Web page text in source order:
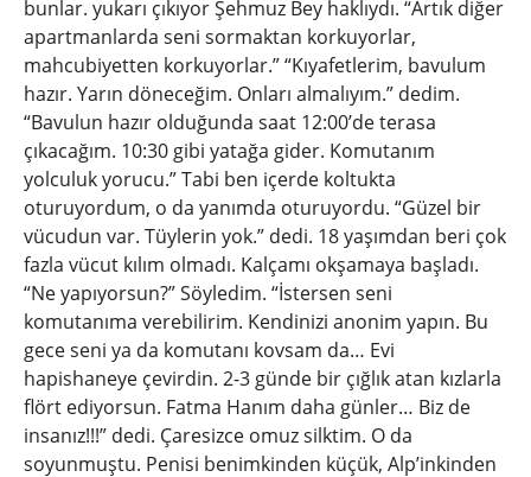
bunlar. yukarı çıkıyor Şehmuz Bey haklıydı. “Artık diğer
apartmanlarda seni sormaktan korkuyorlar,
mahcubiyetten korkuyorlar.” “Kıyafetlerim, bavulum
hazır. Yarın döneceğim. Onları almalıyım.” dedim.
“Bavulun hazır olduğunda saat 12:00’de terasa
çıkacağım. 10:30 gibi yatağa gider. Komutanım
yolculuk yorucu.” Tabi ben içerde koltukta
oturuyordum, o da yanımda oturuyordu. “Güzel bir
vücudun var. Tüylerin yok.” dedi. 18 yaşımdan beri çok
fazla vücut kılım olmadı. Kalçamı okşamaya başladı.
“Ne yapıyorsun?” Söyledim. “İstersen seni
komutanıma verebilirim. Kendinizi anonim yapın. Bu
gece seni ya da komutanı kovsam da… Evi
hapishaneye çevirdin. 2-3 günde bir çığlık atan kızlarla
flört ediyorsun. Fatma Hanım daha günler… Biz de
insanız!!!” dedi. Çaresizce omuz silktim. O da
soyunmuştu. Penisi benimkinden küçük, Alp’inkinden